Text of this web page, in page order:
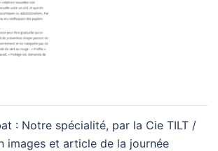
: Notre spécialité, par la Cie TILT /
images et article de la journée